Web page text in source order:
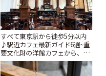
すべて東京駅から徒歩5分以内
♪駅近カフェ最新ガイド6選~重
要文化財の洋館カフェから、改
札すぐのレトロ喫茶まで~ | こと
りっぷ